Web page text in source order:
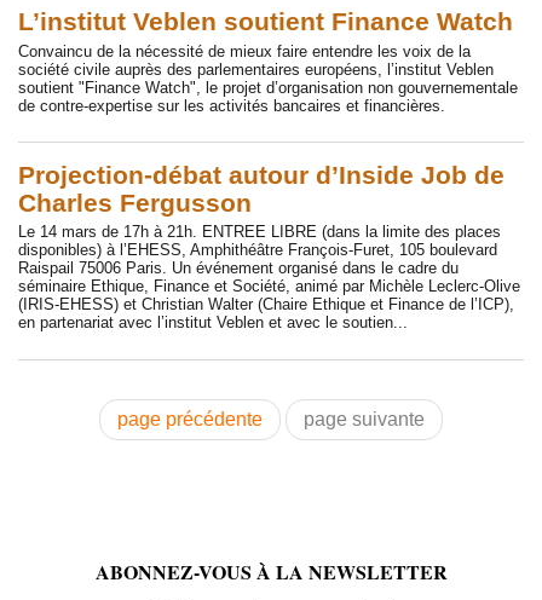
L’institut Veblen soutient Finance Watch
Convaincu de la nécessité de mieux faire entendre les voix de la
société civile auprès des parlementaires européens, l’institut Veblen
soutient "Finance Watch", le projet d’organisation non gouvernementale
de contre-expertise sur les activités bancaires et financières.
Projection-débat autour d’Inside Job de
Charles Fergusson
Le 14 mars de 17h à 21h. ENTREE LIBRE (dans la limite des places
disponibles) à l’EHESS, Amphithéâtre François-Furet, 105 boulevard
Raispail 75006 Paris. Un événement organisé dans le cadre du
séminaire Ethique, Finance et Société, animé par Michèle Leclerc-Olive
(IRIS-EHESS) et Christian Walter (Chaire Ethique et Finance de l’ICP),
en partenariat avec l’institut Veblen et avec le soutien...
page précédente page suivante
ABONNEZ-VOUS À LA NEWSLETTER